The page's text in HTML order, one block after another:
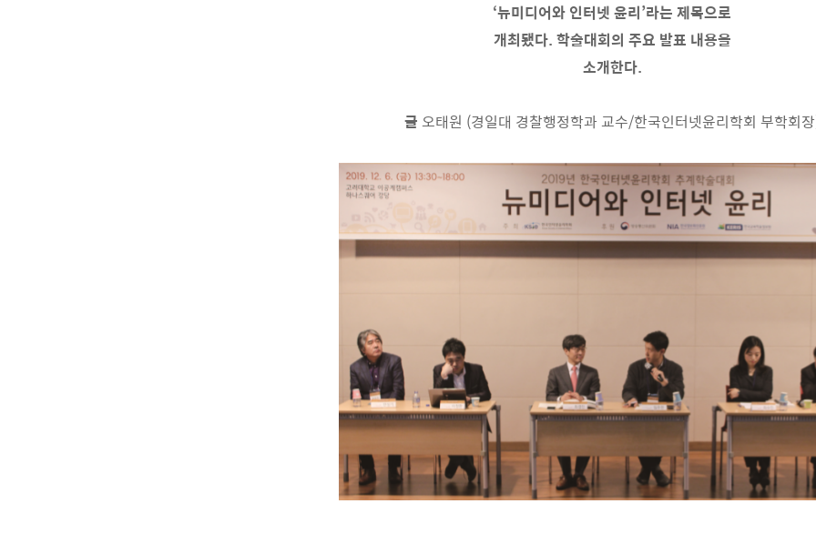
‘뉴미디어와 인터넷 윤리’라는 제목으로
개최됐다. 학술대회의 주요 발표 내용을
소개한다.
글 오태원 (경일대 경찰행정학과 교수/한국인터넷윤리학회 부학회